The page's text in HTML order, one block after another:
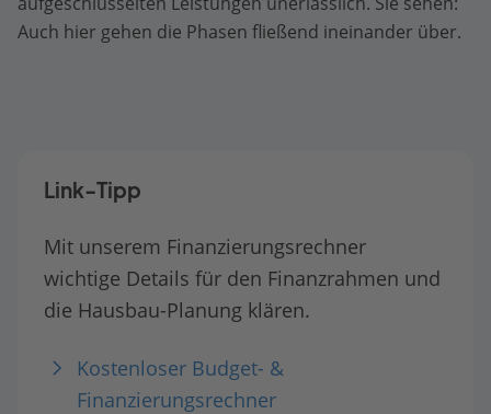
Auch hier gehen die Phasen fließend ineinander über.
Link-Tipp
Mit unserem Finanzierungsrechner
wichtige Details für den Finanzrahmen und
die Hausbau-Planung klären.
Kostenloser Budget- &
Finanzierungsrechner